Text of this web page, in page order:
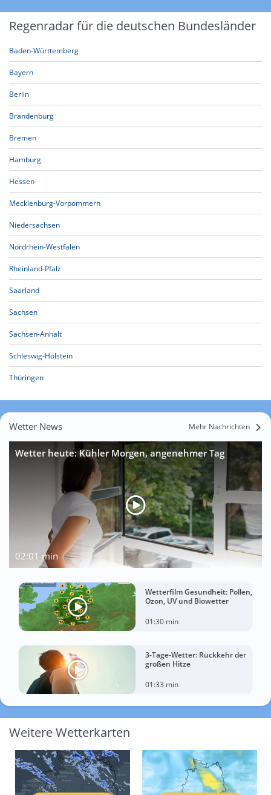
Regenradar für die deutschen Bundesländer
Baden-Württemberg
Bayern
Berlin
Brandenburg
Bremen
Hamburg
Hessen
Mecklenburg-Vorpommern
Niedersachsen
Nordrhein-Westfalen
Rheinland-Pfalz
Saarland
Sachsen
Sachsen-Anhalt
Schleswig-Holstein
Thüringen
Wetter News Mehr Nachrichten
Wetter heute: Kühler Morgen, angenehmer Tag
02:01 min
Wetterfilm Gesundheit: Pollen,
Ozon, UV und Biowetter
01:30 min
3-Tage-Wetter: Rückkehr der
großen Hitze
01:33 min
Weitere Wetterkarten